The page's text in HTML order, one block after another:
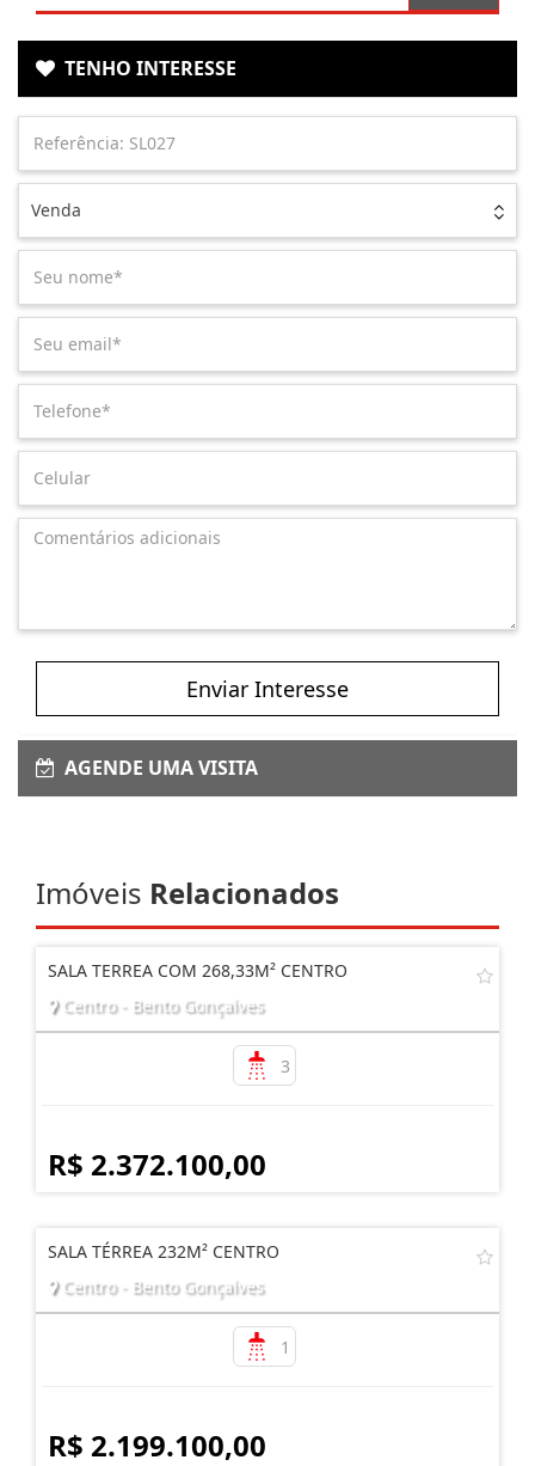
TENHO INTERESSE
Venda
Enviar Interesse
AGENDE UMA VISITA
Imóveis Relacionados
SALA TERREA COM 268,33M² CENTRO
Centro - Bento Gonçalves
3
R$ 2.372.100,00
SALA TÉRREA 232M² CENTRO
Centro - Bento Gonçalves
1
R$ 2.199.100,00